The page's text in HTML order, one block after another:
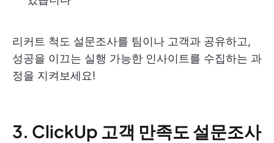
리커트 척도 설문조사를 팀이나 고객과 공유하고,
성공을 이끄는 실행 가능한 인사이트를 수집하는 과
정을 지켜보세요!
3. ClickUp 고객 만족도 설문조사